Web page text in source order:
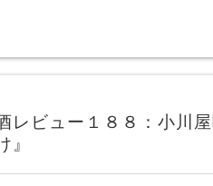
レビュー１８８：小川
』